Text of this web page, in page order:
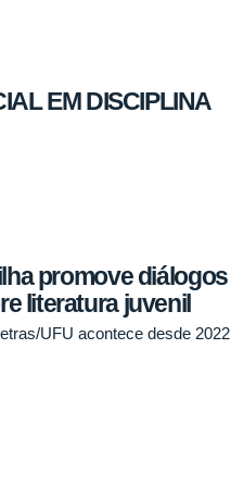
EM DISCIPLINA
promove diálogos
literatura juvenil
UFU acontece desde 2022